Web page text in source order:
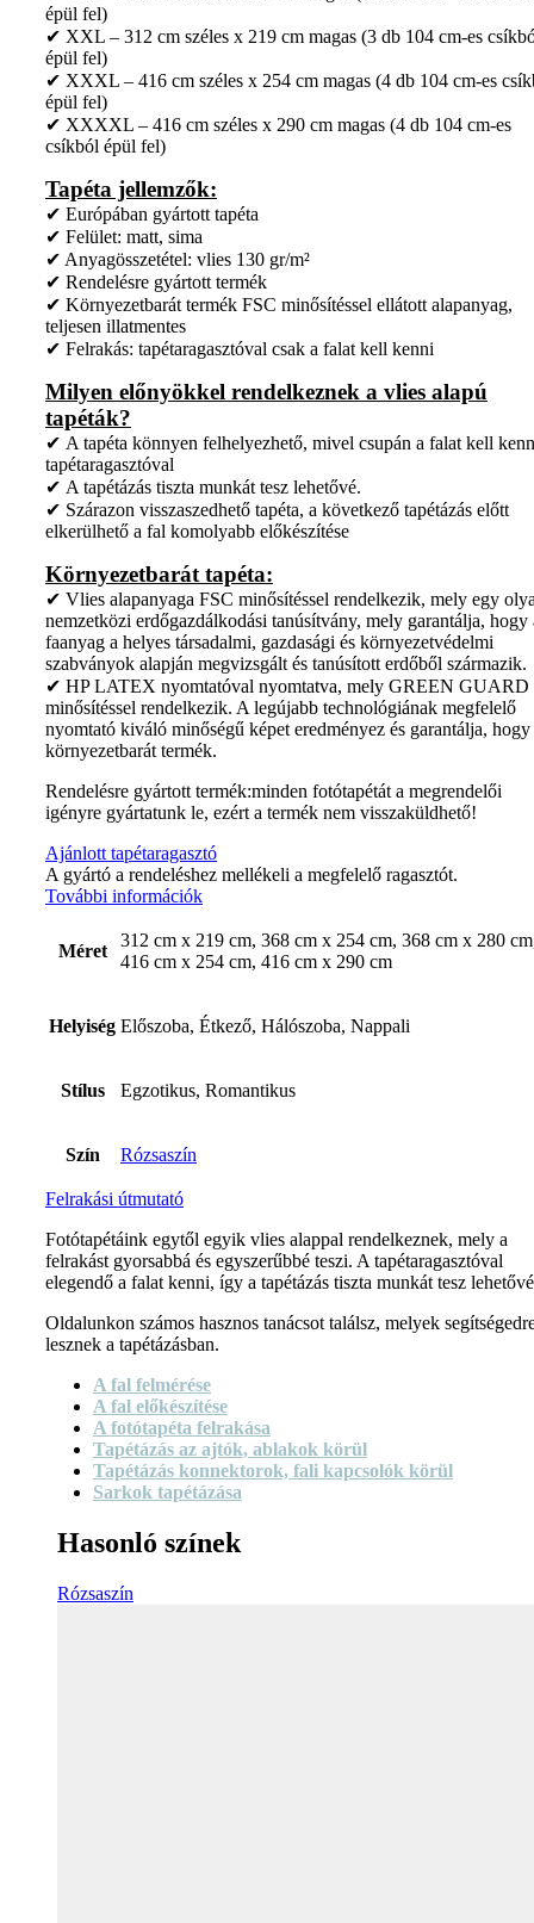
épül fel)
✔ XXL – 312 cm széles x 219 cm magas (3 db 104 cm-es
épül fel)
✔ XXXL – 416 cm széles x 254 cm magas (4 db 104 cm-es
épül fel)
✔ XXXXL – 416 cm széles x 290 cm magas (4 db 104 cm-es
csíkból épül fel)
Tapéta jellemzők:
✔ Európában gyártott tapéta
✔ Felület: matt, sima
✔ Anyagösszetétel: vlies 130 gr/m²
✔ Rendelésre gyártott termék
✔ Környezetbarát termék FSC minősítéssel ellátott alapanyag,
teljesen illatmentes
✔ Felrakás: tapétaragasztóval csak a falat kell kenni
Milyen előnyökkel rendelkeznek a vlies alapú
tapéták?
✔ A tapéta könnyen felhelyezhető, mivel csupán a falat kell
tapétaragasztóval
✔ A tapétázás tiszta munkát tesz lehetővé.
✔ Szárazon visszaszedhető tapéta, a következő tapétázás előtt
elkerülhető a fal komolyabb előkészítése
Környezetbarát tapéta:
✔ Vlies alapanyaga FSC minősítéssel rendelkezik, mely egy
nemzetközi erdőgazdálkodási tanúsítvány, mely garantálja, hogy
faanyag a helyes társadalmi, gazdasági és környezetvédelmi
szabványok alapján megvizsgált és tanúsított erdőből származik.
✔ HP LATEX nyomtatóval nyomtatva, mely GREEN GUARD
minősítéssel rendelkezik. A legújabb technológiának megfelelő
nyomtató kiváló minőségű képet eredményez és garantálja, hogy
környezetbarát termék.
Rendelésre gyártott termék:minden fotótapétát a megrendelői
igényre gyártatunk le, ezért a termék nem visszaküldhető!
Ajánlott tapétaragasztó
A gyártó a rendeléshez mellékeli a megfelelő ragasztót.
További információk
Méret
312 cm x 219 cm, 368 cm x 254 cm, 368 cm x 280
416 cm x 254 cm, 416 cm x 290 cm
Helyiség Előszoba, Étkező, Hálószoba, Nappali
Stílus Egzotikus, Romantikus
Szín Rózsaszín
Felrakási útmutató
Fotótapétáink egytől egyik vlies alappal rendelkeznek, mely a
felrakást gyorsabbá és egyszerűbbé teszi. A tapétaragasztóval
elegendő a falat kenni, így a tapétázás tiszta munkát tesz
Oldalunkon számos hasznos tanácsot találsz, melyek
lesznek a tapétázásban.
A fal felmérése
A fal előkészítése
A fotótapéta felrakása
Tapétázás az ajtók, ablakok körül
Tapétázás konnektorok, fali kapcsolók körül
Sarkok tapétázása
Hasonló színek
Rózsaszín